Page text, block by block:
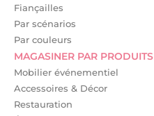
Fiançailles
Par scénarios
Par couleurs
MAGASINER PAR PRODUITS
Mobilier événementiel
Accessoires & Décor
Restauration